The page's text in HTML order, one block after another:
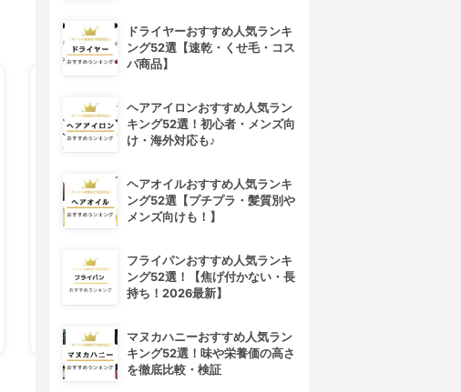
I DEW CARE(アイデューケア)
グローイージー
3.66 (1)
REVLON(レブロン)
キス グロウ リップ オイル
ドライヤーおすすめ人気ランキ
ング52選【速乾・くせ毛・コス
パ商品】
ヘアアイロンおすすめ人気ラン
キング52選！初心者・メンズ向
け・海外対応も♪
ヘアオイルおすすめ人気ランキ
ング52選【プチプラ・髪質別や
メンズ向けも！】
フライパンおすすめ人気ランキ
ング52選！【焦げ付かない・長
持ち！2026最新】
マヌカハニーおすすめ人気ラン
キング52選！味や栄養価の高さ
を徹底比較・検証